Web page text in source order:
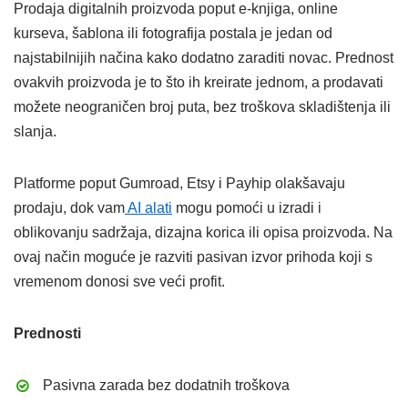
Prodaja digitalnih proizvoda poput e-knjiga, online
kurseva, šablona ili fotografija postala je jedan od
najstabilnijih načina kako dodatno zaraditi novac. Prednost
ovakvih proizvoda je to što ih kreirate jednom, a prodavati
možete neograničen broj puta, bez troškova skladištenja ili
slanja.
Platforme poput Gumroad, Etsy i Payhip olakšavaju
prodaju, dok vamAI alati mogu pomoći u izradi i
oblikovanju sadržaja, dizajna korica ili opisa proizvoda. Na
ovaj način moguće je razviti pasivan izvor prihoda koji s
vremenom donosi sve veći profit.
Prednosti
Pasivna zarada bez dodatnih troškova